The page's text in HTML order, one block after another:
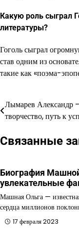
Какую роль сыграл
литературы?
Гоголь сыграл
став одним из
такие как «поэма-
Навигация
записям
Лымарев Александр
творчество, путь к
Связанные
Биография
увлекательные
Машная Ольга —
сердца миллионов
17 февраля 2023